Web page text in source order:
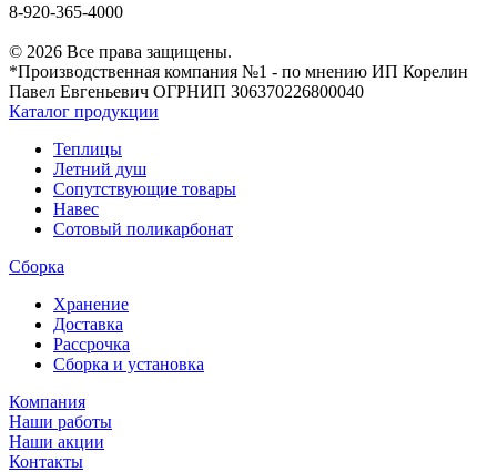
8-920-365-4000
© 2026 Все права защищены.
*Производственная компания №1 - по мнению ИП Корелин
Павел Евгеньевич ОГРНИП 306370226800040
Каталог продукции
Теплицы
Летний душ
Сопутствующие товары
Навес
Сотовый поликарбонат
Сборка
Хранение
Доставка
Рассрочка
Сборка и установка
Компания
Наши работы
Наши акции
Контакты